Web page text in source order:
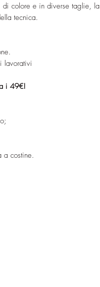
di colore e in diverse taglie, la
tecnica.
lavorativi
i 49€!
a costine.